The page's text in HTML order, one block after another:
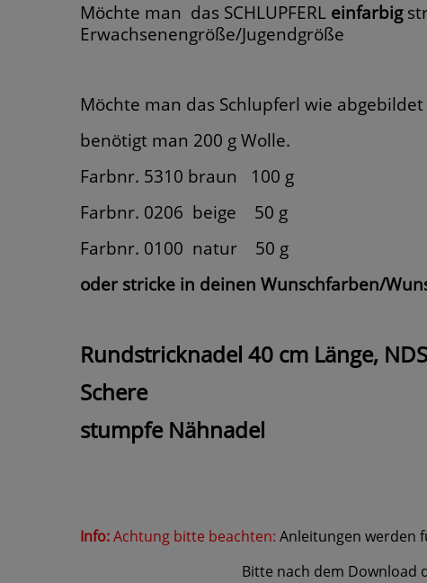
Möchte man das SCHLUPFERL einfarbig
Erwachsenengröße/Jugendgröße
Möchte man das Schlupferl wie
benötigt man 200 g Wolle.
Farbnr. 5310 braun 100 g
Farbnr. 0206 beige
50 g
Farbnr. 0100 natur
50 g
oder stricke in deinen Wunschfarben/
Rundstricknadel 40 cm Länge,
Schere
stumpfe Nähnadel
Info:Achtung bitte beachten: Anleitungen werden
Bitte nach dem Download die Datei